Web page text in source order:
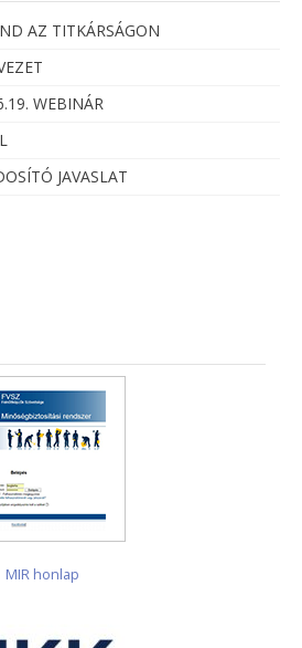
AZ TITKÁRSÁGON
WEBINÁR
JAVASLAT
MIR honlap